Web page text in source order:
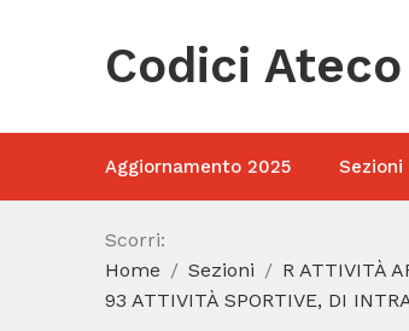
Codici Ateco
Aggiornamento 2025 Sezioni
Scorri:
Home
Sezioni
R ATTIVITÀ
93 ATTIVITÀ SPORTIVE, DI